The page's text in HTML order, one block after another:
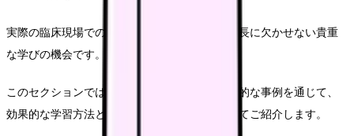
実際の臨床現場での経験は、看護師としての成長に欠かせない貴重
な学びの機会です。
このセクションでは、様々な臨床現場での具体的な事例を通じて、
効果的な学習方法と実践的なアプローチについてご紹介します。